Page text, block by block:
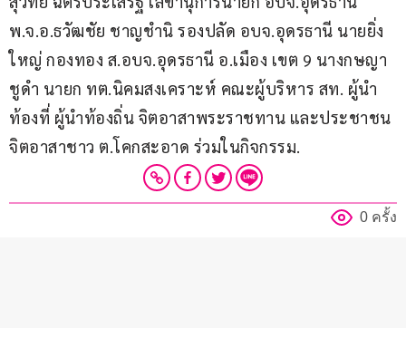
พ.จ.อ.ธวัฒชัย ชาญชำนิ รองปลัด อบจ.อุดรธานี นายยิ่ง
ใหญ่ กองทอง ส.อบจ.อุดรธานี อ.เมือง เขต 9 นางกษญา
ชูดำ นายก ทต.นิคมสงเคราะห์ คณะผู้บริหาร สท. ผู้นำ
ท้องที่ ผู้นำท้องถิ่น จิตอาสาพระราชทาน และประชาชน
จิตอาสาชาว ต.โคกสะอาด ร่วมในกิจกรรม.
0 ครั้ง